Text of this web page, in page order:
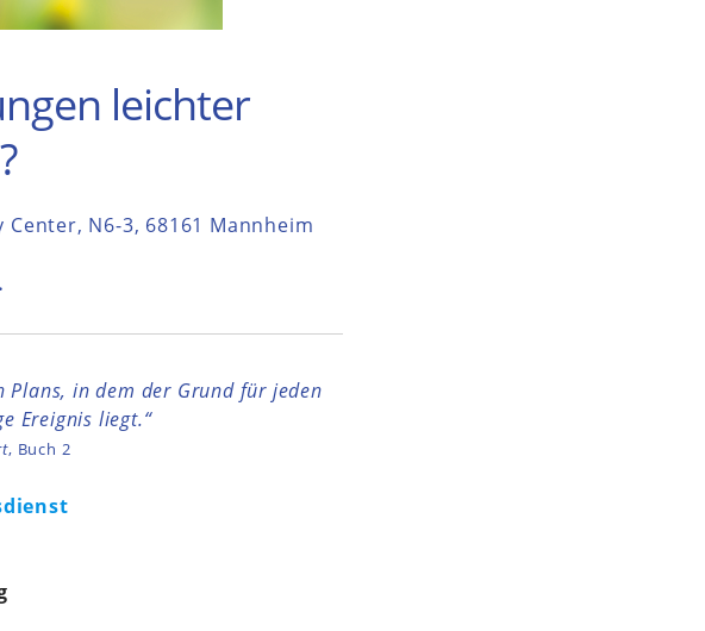
leichter
N6-3, 68161 Mannheim
Plans, in dem der Grund für jeden
Ereignis liegt.“
, Buch 2